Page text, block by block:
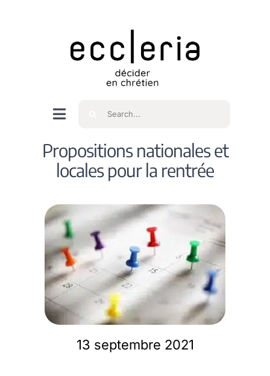
Navigation
bascule
Accueil
Intéressés
Spiritualité
Membres
Rechercher
Propositions nationales et
locales pour la rentrée
13 septembre 2021